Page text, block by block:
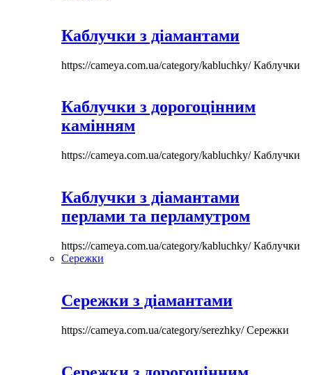
Каблучки з діамантами
https://cameya.com.ua/category/kabluchky/Каблучки
Каблучки з дорогоцінним
камінням
https://cameya.com.ua/category/kabluchky/Каблучки
Каблучки з діамантами
перлами та перламутром
https://cameya.com.ua/category/kabluchky/Каблучки
Сережки
Сережки з діамантами
https://cameya.com.ua/category/serezhky/Сережки